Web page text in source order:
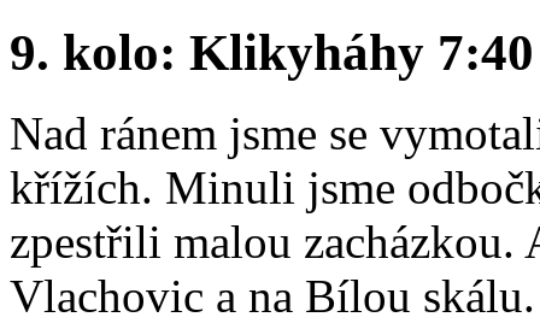
9. kolo: Klikyháhy
Nad ránem jsme se
křížích. Minuli jsme
zpestřili malou zacházkou.
Vlachovic a na Bílou